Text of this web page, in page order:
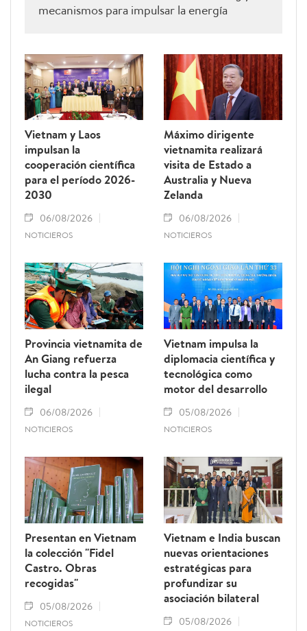
mecanismos para impulsar la energía
Vietnam y Laos
impulsan la
cooperación científica
para el período 2026-
2030
06/08/2026
NOTICIEROS
Máximo dirigente
vietnamita realizará
visita de Estado a
Australia y Nueva
Zelanda
06/08/2026
NOTICIEROS
Provincia vietnamita de
An Giang refuerza
lucha contra la pesca
ilegal
06/08/2026
NOTICIEROS
Vietnam impulsa la
diplomacia científica y
tecnológica como
motor del desarrollo
05/08/2026
NOTICIEROS
Presentan en Vietnam
la colección "Fidel
Castro. Obras
recogidas"
05/08/2026
NOTICIEROS
Vietnam e India buscan
nuevas orientaciones
estratégicas para
profundizar su
asociación bilateral
05/08/2026